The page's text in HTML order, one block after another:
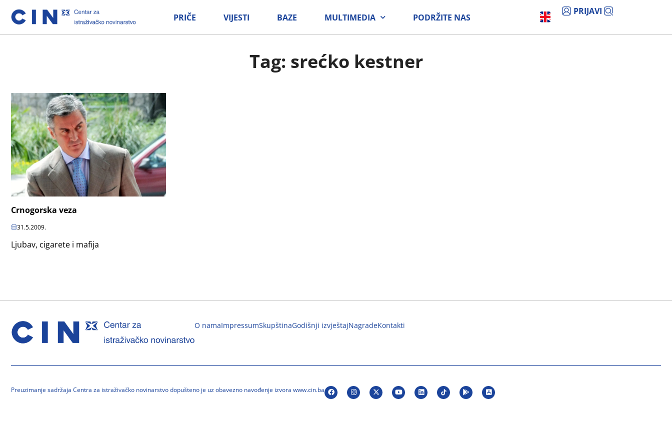
PRIČE VIJESTI BAZE MULTIMEDIA PODRŽITE NAS
PRIJAVI
Tag: srećko kestner
Crnogorska veza
31.5.2009.
Ljubav, cigarete i mafija
O namaImpressumSkupštinaGodišnji izvještajNagradeKontakti
Preuzimanje sadržaja Centra za istraživačko novinarstvo dopušteno je uz obavezno navođenje izvora www.cin.ba